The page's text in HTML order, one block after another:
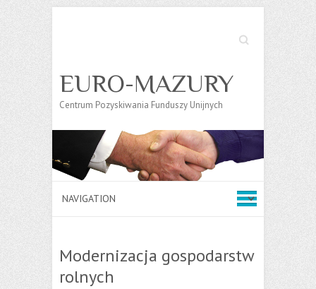
Search
EURO-MAZURY
Centrum Pozyskiwania Funduszy Unijnych
Modernizacja gospodarstw
rolnych